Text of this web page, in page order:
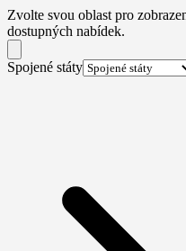
Zvolte svou oblast pro
dostupných nabídek.
Spojené státy